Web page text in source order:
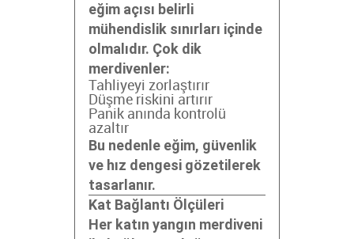
eğim açısı belirli
mühendislik sınırları içinde
olmalıdır. Çok dik
merdivenler:
Tahliyeyi zorlaştırır
Düşme riskini artırır
Panik anında kontrolü
azaltır
Bu nedenle eğim, güvenlik
ve hız dengesi gözetilerek
tasarlanır.
Kat Bağlantı Ölçüleri
Her katın yangın merdiveni